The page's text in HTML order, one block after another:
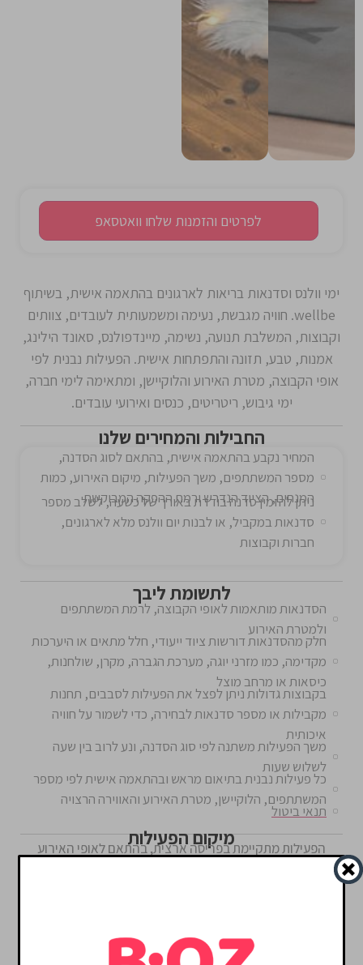
לפרטים והזמנות שלחו וואטסאפ
ימי וולנס וסדנאות בריאות לארגונים בהתאמה אישית, בשיתוף
wellbe. חוויה מגבשת, נעימה ומשמעותית לעובדים, צוותים
וקבוצות, המשלבת תנועה, נשימה, מיינדפולנס, סאונד הילינג,
אמנות, טבע, תזונה והתפתחות אישית. הפעילות נבנית לפי
אופי הקבוצה, מטרת האירוע והלוקיישן, ומתאימה לימי חברה,
ימי גיבוש, ריטריטים, כנסים ואירועי עובדים.
החבילות והמחירים שלנו
המחיר נקבע בהתאמה אישית, בהתאם לסוג הסדנה,
מספר המשתתפים, משך הפעילות, מיקום האירוע, כמות
המנחים, הציוד הנדרש ורמת ההפקה המבוקשת
ניתן להזמין סדנה בודדת באורך של כשעה, לשלב מספר
סדנאות במקביל, או לבנות יום וולנס מלא לארגונים,
חברות וקבוצות
לתשומת ליבך
הסדנאות מותאמות לאופי הקבוצה, לרמת המשתתפים
ולמטרת האירוע
חלק מהסדנאות דורשות ציוד ייעודי, חלל מתאים או היערכות
מקדימה, כמו מזרני יוגה, מערכת הגברה, מקרן, שולחנות,
כיסאות או מרחב מוצל
בקבוצות גדולות ניתן לפצל את הפעילות לסבבים, תחנות
מקבילות או מספר סדנאות לבחירה, כדי לשמור על חוויה
איכותית
משך הפעילות משתנה לפי סוג הסדנה, ונע לרוב בין שעה
לשלוש שעות
כל פעילות נבנית בתיאום מראש ובהתאמה אישית לפי מספר
המשתתפים, הלוקיישן, מטרת האירוע והאווירה הרצויה
תנאי ביטול
מיקום הפעילות
הפעילות מתקיימת בפריסה ארצית, בהתאם לאופי האירוע
ולצרכי הקבוצה